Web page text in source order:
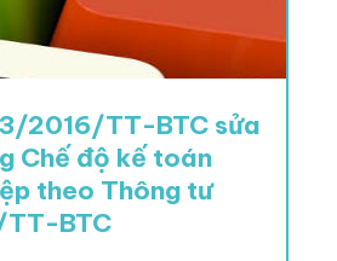
2016/TT-BTC sửa
Chế độ kế toán
theo Thông tư
BTC